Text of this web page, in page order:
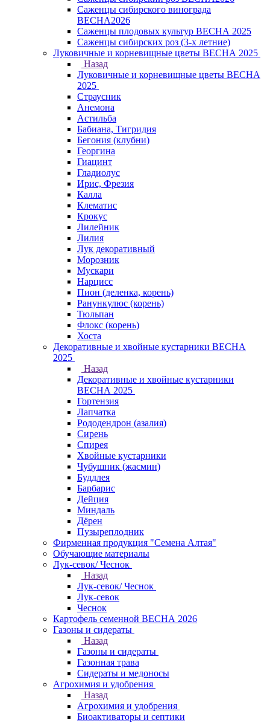
Саженцы сибирского винограда
ВЕСНА2026
Саженцы плодовых культур ВЕСНА 2025
Саженцы сибирских роз (3-х летние)
Луковичные и корневищные цветы ВЕСНА 2025
Назад
Луковичные и корневищные цветы ВЕСНА
2025
Страусник
Анемона
Астильба
Бабиана, Тигридия
Бегония (клубни)
Георгина
Гиацинт
Гладиолус
Ирис, Фрезия
Калла
Клематис
Крокус
Лилейник
Лилия
Лук декоративный
Морозник
Мускари
Нарцисс
Пион (деленка, корень)
Ранункулюс (корень)
Тюльпан
Флокс (корень)
Хоста
Декоративные и хвойные кустарники ВЕСНА
2025
Назад
Декоративные и хвойные кустарники
ВЕСНА 2025
Гортензия
Лапчатка
Рододендрон (азалия)
Сирень
Спирея
Хвойные кустарники
Чубушник (жасмин)
Буддлея
Барбарис
Дейция
Миндаль
Дёрен
Пузыреплодник
Фирменная продукция "Семена Алтая"
Обучающие материалы
Лук-севок/ Чеснок
Назад
Лук-севок/ Чеснок
Лук-севок
Чеснок
Картофель семенной ВЕСНА 2026
Газоны и сидераты
Назад
Газоны и сидераты
Газонная трава
Сидераты и медоносы
Агрохимия и удобрения
Назад
Агрохимия и удобрения
Биоактиваторы и септики